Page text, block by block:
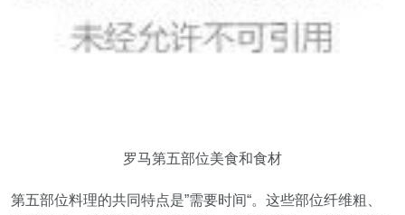
罗马第五部位美食和食材
第五部位料理的共同特点是”需要时间“。这些部位纤维粗、